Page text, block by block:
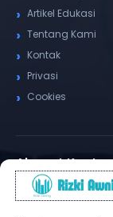
Artikel Edukasi
Tentang Kami
Kontak
Privasi
Cookies
Alamat Kantor
✆ WhatsApp /